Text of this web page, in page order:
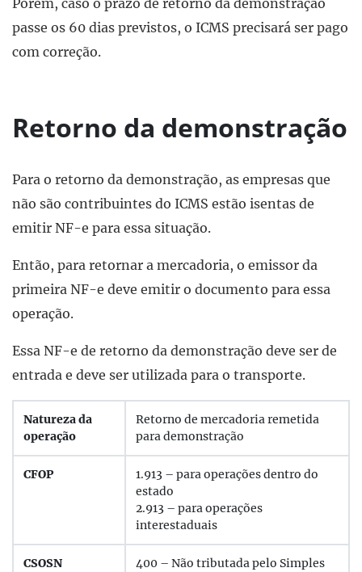
Porém, caso o prazo de retorno da demonstração
passe os 60 dias previstos, o ICMS precisará ser pago
com correção.
Retorno da demonstração
Para o retorno da demonstração, as empresas que
não são contribuintes do ICMS estão isentas de
emitir NF-e para essa situação.
Então, para retornar a mercadoria, o emissor da
primeira NF-e deve emitir o documento para essa
operação.
Essa NF-e de retorno da demonstração deve ser de
entrada e deve ser utilizada para o transporte.
Natureza da
operação
Retorno de mercadoria remetida
para demonstração
CFOP
1.913 – para operações dentro do
estado
2.913 – para operações
interestaduais
CSOSN
400 – Não tributada pelo Simples